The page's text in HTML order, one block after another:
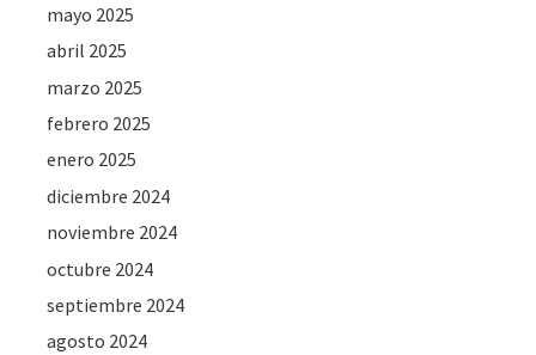
mayo 2025
abril 2025
marzo 2025
febrero 2025
enero 2025
diciembre 2024
noviembre 2024
octubre 2024
septiembre 2024
agosto 2024